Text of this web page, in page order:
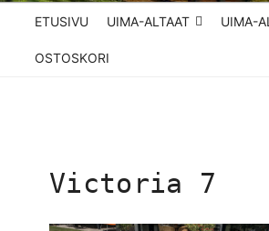
ETUSIVU UIMA-ALTAAT UIMA-
OSTOSKORI
Victoria 7